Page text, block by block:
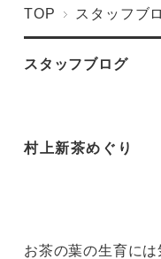
TOP スタッフブ
スタッフブログ
村上新茶めぐり
お茶の葉の生育に